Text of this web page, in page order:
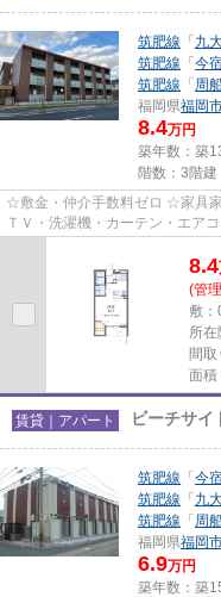
筑肥線 「 九
筑肥線 「 今
筑肥線 「 周
福岡県福岡
8.4万円
築年数：築
階数：3階建
☆敷金・仲介手数料ゼロ ☆家具
ＴＶ・洗濯機・カーテン・エア
8.4
(管
敷：
所
間
面積
賃貸｜アパート ビーチサイ
筑肥線 「 今
筑肥線 「 九
筑肥線 「 周
福岡県福岡
6.9万円
築年数：築